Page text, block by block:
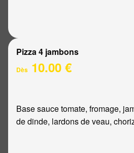
Pizza 4 jambons
Dès 10.00 €
Base sauce tomate, fromage,
de dinde, lardons de veau,